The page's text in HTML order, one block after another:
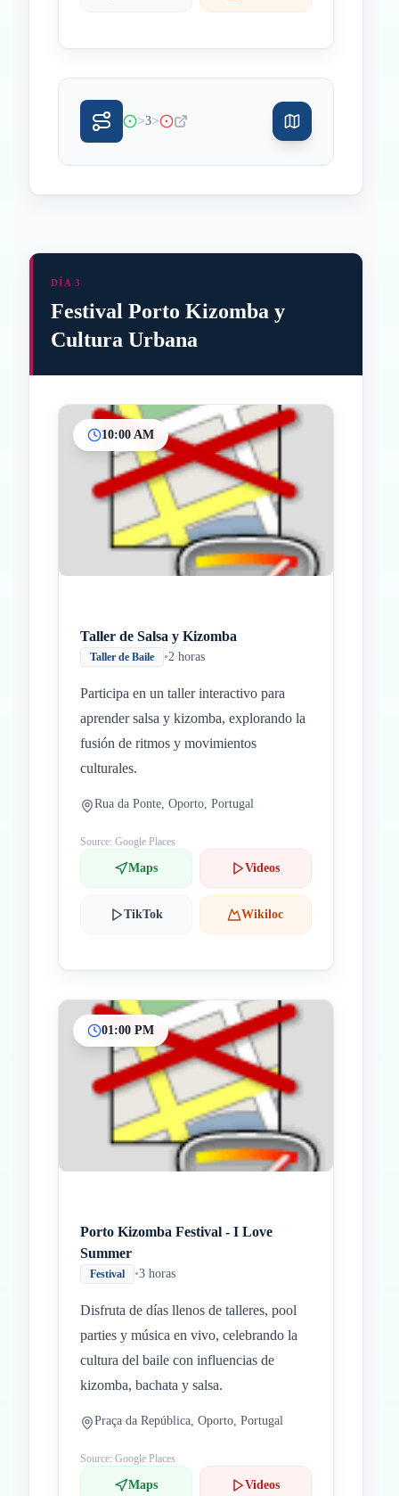
>3>
InicioParadas intermedias
Final
DÍA 3
Festival Porto Kizomba y
Cultura Urbana
10:00 AM
Taller de Salsa y Kizomba
Taller de Baile •2 horas
Participa en un taller interactivo para
aprender salsa y kizomba, explorando la
fusión de ritmos y movimientos
culturales.
Rua da Ponte, Oporto, Portugal
Source: Google Places
Maps Videos
TikTok Wikiloc
01:00 PM
Porto Kizomba Festival - I Love
Summer
Festival •3 horas
Disfruta de días llenos de talleres, pool
parties y música en vivo, celebrando la
cultura del baile con influencias de
kizomba, bachata y salsa.
Praça da República, Oporto, Portugal
Source: Google Places
Maps Videos